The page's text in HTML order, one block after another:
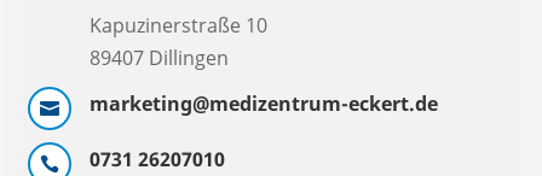
Kapuzinerstraße 10
89407 Dillingen
 marketing@medizentrum-eckert.de
 0731 26207010